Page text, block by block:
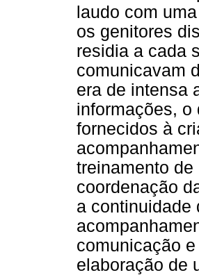
laudo com
os genitores
residia a cada
comunicavam
era de intensa
informações, o
fornecidos à
treinamento
coordenação
a continuidade
comunicação
elaboração de